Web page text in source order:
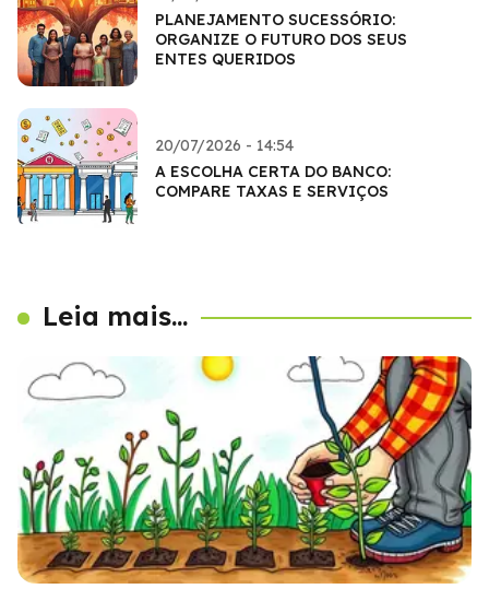
PLANEJAMENTO SUCESSÓRIO:
ORGANIZE O FUTURO DOS SEUS
ENTES QUERIDOS
20/07/2026 - 14:54
A ESCOLHA CERTA DO BANCO:
COMPARE TAXAS E SERVIÇOS
Leia mais...